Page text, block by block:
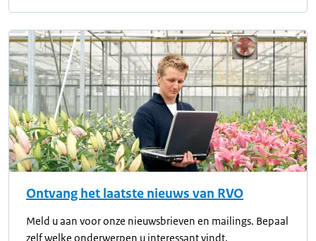
Ontvang het laatste nieuws van RVO
Meld u aan voor onze nieuwsbrieven en mailings. Bepaal
zelf welke onderwerpen u interessant vindt.